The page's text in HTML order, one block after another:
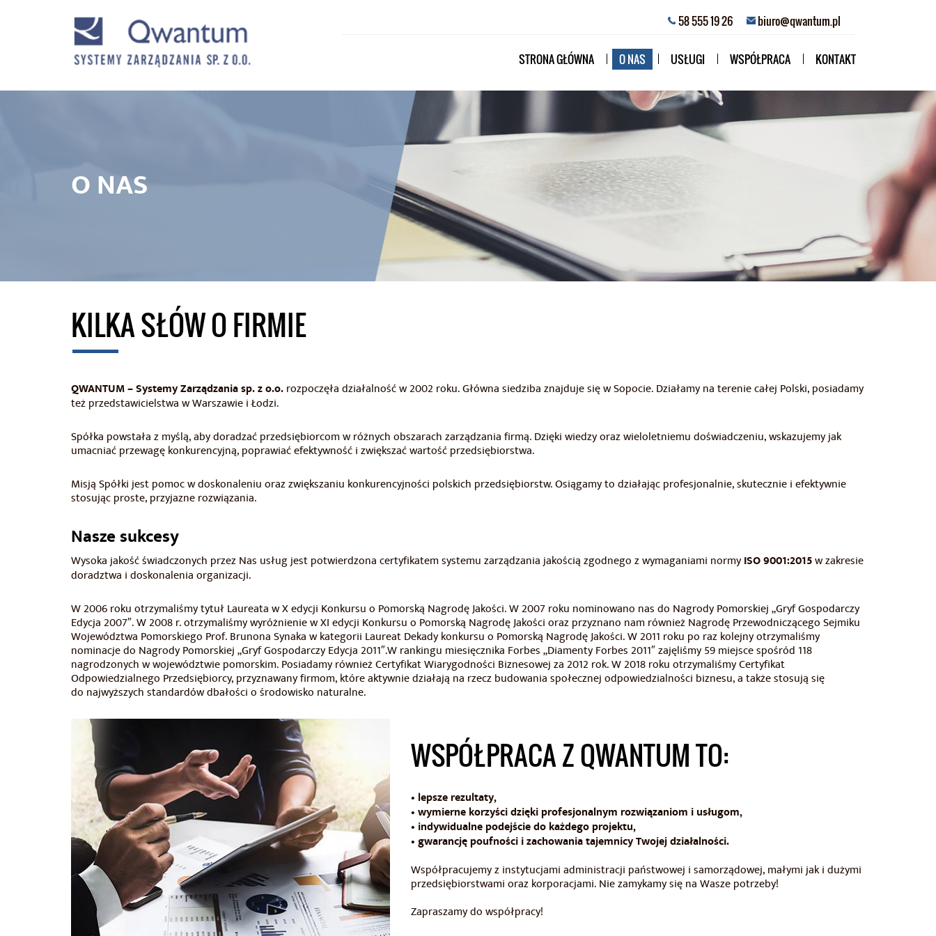
58 555 19 26 biuro@qwantum.pl
STRONA GŁÓWNA O NAS USŁUGI WSPÓŁPRACA KONTAKT
O NAS
KILKA SŁÓW O FIRMIE
QWANTUM – Systemy Zarządzania sp. z o.o.rozpoczęła działalność w 2002 roku. Główna siedziba znajduje się w Sopocie. Działamy na terenie całej Polski, posiadamy
też przedstawicielstwa w Warszawie i Łodzi.
Spółka powstała z myślą, aby doradzać przedsiębiorcom w różnych obszarach zarządzania firmą. Dzięki wiedzy oraz wieloletniemu doświadczeniu, wskazujemy jak
umacniać przewagę konkurencyjną, poprawiać efektywność i zwiększać wartość przedsiębiorstwa.
Misją Spółki jest pomoc w doskonaleniu oraz zwiększaniu konkurencyjności polskich przedsiębiorstw. Osiągamy to działając profesjonalnie, skutecznie i efektywnie
stosując proste, przyjazne rozwiązania.
Nasze sukcesy
Wysoka jakość świadczonych przez Nas usług jest potwierdzona certyfikatem systemu zarządzania jakością zgodnego z wymaganiami normyISO 9001:2015w zakresie
doradztwa i doskonalenia organizacji.
W 2006 roku otrzymaliśmy tytuł Laureata w X edycji Konkursu o Pomorską Nagrodę Jakości. W 2007 roku nominowano nas do Nagrody Pomorskiej „Gryf Gospodarczy
Edycja 2007″. W 2008 r. otrzymaliśmy wyróżnienie w XI edycji Konkursu o Pomorską Nagrodę Jakości oraz przyznano nam również Nagrodę Przewodniczącego Sejmiku
Województwa Pomorskiego Prof. Brunona Synaka w kategorii Laureat Dekady konkursu o Pomorską Nagrodę Jakości. W 2011 roku po raz kolejny otrzymaliśmy
nominacje do Nagrody Pomorskiej „Gryf Gospodarczy Edycja 2011″.W rankingu miesięcznika Forbes „Diamenty Forbes 2011″ zajęliśmy 59 miejsce spośród 118
nagrodzonych w województwie pomorskim. Posiadamy również Certyfikat Wiarygodności Biznesowej za 2012 rok. W 2018 roku otrzymaliśmy Certyfikat
Odpowiedzialnego Przedsiębiorcy, przyznawany firmom, które aktywnie działają na rzecz budowania społecznej odpowiedzialności biznesu, a także stosują się
do najwyższych standardów dbałości o środowisko naturalne.
WSPÓŁPRACA Z QWANTUM TO:
• lepsze rezultaty,
• wymierne korzyści dzięki profesjonalnym rozwiązaniom i usługom,
• indywidualne podejście do każdego projektu,
• gwarancję poufności i zachowania tajemnicy Twojej działalności.
Współpracujemy z instytucjami administracji państwowej i samorządowej, małymi jak i dużymi
przedsiębiorstwami oraz korporacjami. Nie zamykamy się na Wasze potrzeby!
Zapraszamy do współpracy!